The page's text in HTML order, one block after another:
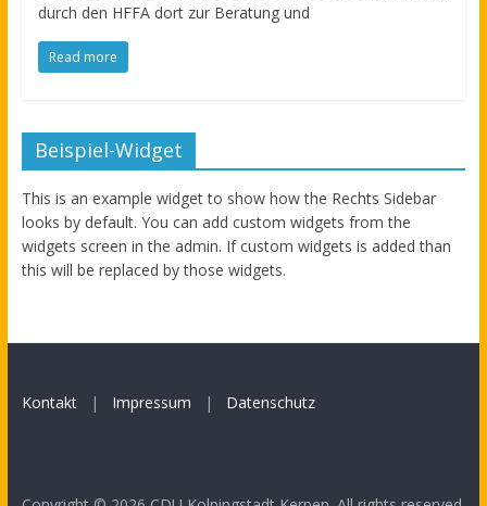
durch den HFFA dort zur Beratung und
Read more
Beispiel-Widget
This is an example widget to show how the Rechts Sidebar
looks by default. You can add custom widgets from the
widgets screen in the admin. If custom widgets is added than
this will be replaced by those widgets.
Kontakt| Impressum | Datenschutz